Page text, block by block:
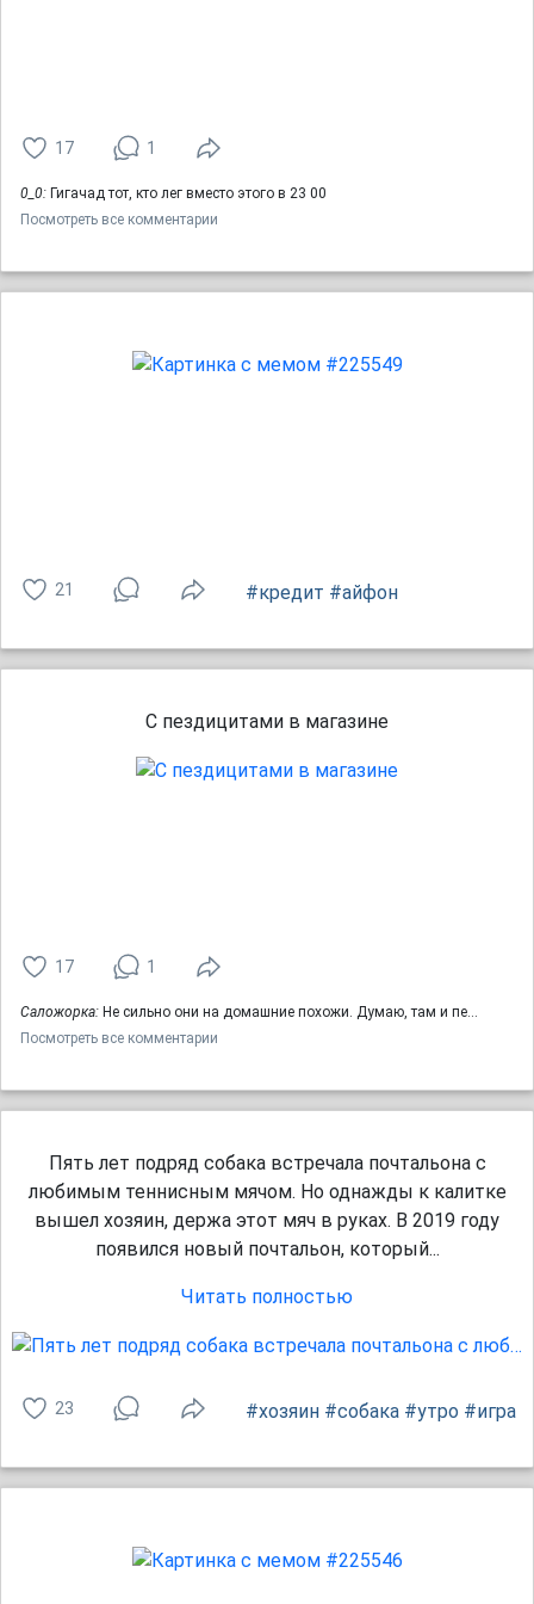
17 1
0_0: Гигачад тот, кто лег вместо этого в 23 00
Посмотреть все комментарии
21 #кредит #айфон
С пездицитами в магазине
17 1
Саложорка: Не сильно они на домашние похожи. Думаю, там и пе…
Посмотреть все комментарии
Пять лет подряд собака встречала почтальона с
любимым теннисным мячом. Но однажды к калитке
вышел хозяин, держа этот мяч в руках. В 2019 году
появился новый почтальон, который...
Читать полностью
23 #хозяин #собака #утро #игра